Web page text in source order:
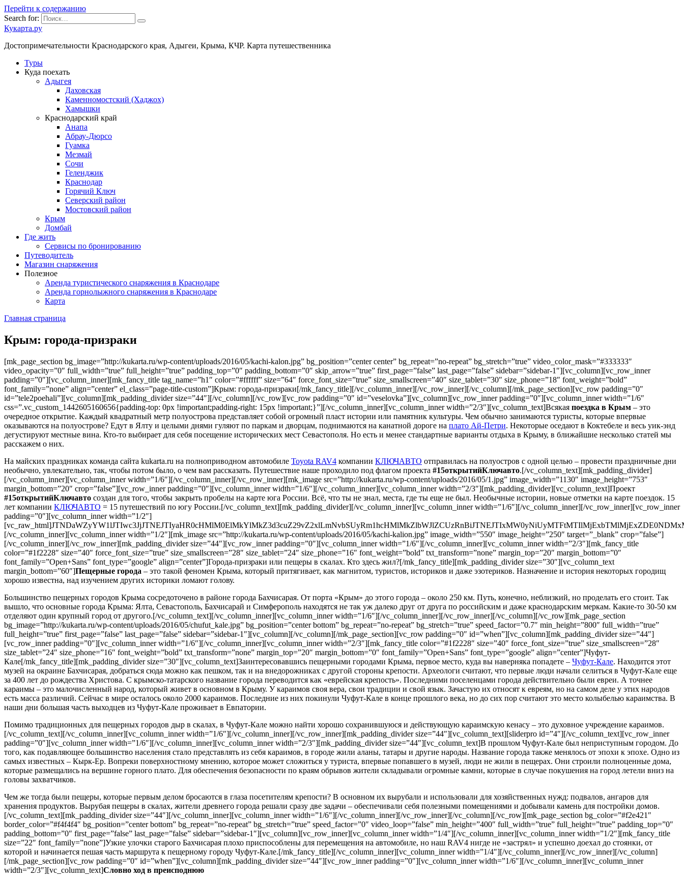
Перейти к содержанию
Search for:
Кукарта.ру
Достопримечательности Краснодарского края, Адыгеи, Крыма, КЧР. Карта путешественника
Туры
Куда поехать
Адыгея
Даховская
Каменномостский (Хаджох)
Хамышки
Краснодарский край
Анапа
Абрау-Дюрсо
Гуамка
Мезмай
Сочи
Геленджик
Краснодар
Горячий Ключ
Северский район
Мостовский район
Крым
Домбай
Где жить
Сервисы по бронированию
Путеводитель
Магазин снаряжения
Полезное
Аренда туристического снаряжения в Краснодаре
Аренда горнолыжного снаряжения в Краснодаре
Карта
Главная страница
Крым: города-призраки
[mk_page_section bg_image=”http://kukarta.ru/wp-content/uploads/2016/05/kachi-kalon.jpg” bg_position=”center center” bg_repeat=”no-repeat” bg_stretch=”true” video_color_mask=”#333333″
video_opacity=”0″ full_width=”true” full_height=”true” padding_top=”0″ padding_bottom=”0″ skip_arrow=”true” first_page=”false” last_page=”false” sidebar=”sidebar-1″][vc_column][vc_row_inner
padding=”0″][vc_column_inner][mk_fancy_title tag_name=”h1″ color=”#ffffff” size=”64″ force_font_size=”true” size_smallscreen=”40″ size_tablet=”30″ size_phone=”18″ font_weight=”bold”
font_family=”none” align=”center” el_class=”page-title-custom”]Крым: города-призраки[/mk_fancy_title][/vc_column_inner][/vc_row_inner][/vc_column][/mk_page_section][vc_row padding=”0″
id=”tele2poehali”][vc_column][mk_padding_divider size=”44″][/vc_column][/vc_row][vc_row padding=”0″ id=”veselovka”][vc_column][vc_row_inner padding=”0″][vc_column_inner width=”1/6″
css=”.vc_custom_1442605160656{padding-top: 0px !important;padding-right: 15px !important;}”][/vc_column_inner][vc_column_inner width=”2/3″][vc_column_text]Всякая поездка в Крым – это
очередное открытие. Каждый квадратный метр полуострова представляет собой огромный пласт истории или памятник культуры. Чем обычно занимаются туристы, которые впервые
оказываются на полуострове? Едут в Ялту и целыми днями гуляют по паркам и дворцам, поднимаются на канатной дороге на плато Ай-Петри. Некоторые оседают в Коктебеле и весь уик-энд
дегустируют местные вина. Кто-то выбирает для себя посещение исторических мест Севастополя. Но есть и менее стандартные варианты отдыха в Крыму, в ближайшие несколько статей мы
расскажем о них.
На майских праздниках команда сайта kukarta.ru на полноприводном автомобиле Toyota RAV4 компании КЛЮЧАВТО отправилась на полуостров с одной целью – провести праздничные дни
необычно, увлекательно, так, чтобы потом было, о чем вам рассказать. Путешествие наше проходило под флагом проекта #15открытийКлючавто.[/vc_column_text][mk_padding_divider]
[/vc_column_inner][vc_column_inner width=”1/6″][/vc_column_inner][/vc_row_inner][mk_image src=”http://kukarta.ru/wp-content/uploads/2016/05/1.jpg” image_width=”1130″ image_height=”753″
margin_bottom=”20″ crop=”false”][vc_row_inner padding=”0″][vc_column_inner width=”1/6″][/vc_column_inner][vc_column_inner width=”2/3″][mk_padding_divider][vc_column_text]Проект
#15открытийКлючавто создан для того, чтобы закрыть пробелы на карте юга России. Всё, что ты не знал, места, где ты еще не был. Необычные истории, новые отметки на карте поездок. 15
лет компании КЛЮЧАВТО = 15 путешествий по югу России.[/vc_column_text][mk_padding_divider][/vc_column_inner][vc_column_inner width=”1/6″][/vc_column_inner][/vc_row_inner][vc_row_inner
padding=”0″][vc_column_inner width=”1/2″]
[/vc_column_inner][vc_column_inner width=”1/2″][mk_image src=”http://kukarta.ru/wp-content/uploads/2016/05/kachi-kalion.jpg” image_width=”550″ image_height=”250″ target=”_blank” crop=”false”]
[/vc_column_inner][/vc_row_inner][mk_padding_divider size=”44″][vc_row_inner padding=”0″][vc_column_inner width=”1/6″][/vc_column_inner][vc_column_inner width=”2/3″][mk_fancy_title
color=”#1f2228″ size=”40″ force_font_size=”true” size_smallscreen=”28″ size_tablet=”24″ size_phone=”16″ font_weight=”bold” txt_transform=”none” margin_top=”20″ margin_bottom=”0″
font_family=”Open+Sans” font_type=”google” align=”center”]Города-призраки или пещеры в скалах. Кто здесь жил?[/mk_fancy_title][mk_padding_divider size=”30″][vc_column_text
margin_bottom=”60″]Пещерные города – это такой феномен Крыма, который притягивает, как магнитом, туристов, историков и даже эзотериков. Назначение и история некоторых городищ
хорошо известна, над изучением других историки ломают голову.
Большинство пещерных городов Крыма сосредоточено в районе города Бахчисарая. От порта «Крым» до этого города – около 250 км. Путь, конечно, неблизкий, но проделать его стоит. Так
вышло, что основные города Крыма: Ялта, Севастополь, Бахчисарай и Симферополь находятся не так уж далеко друг от друга по российским и даже краснодарским меркам. Какие-то 30-50 км
отделяют один крупный город от другого.[/vc_column_text][/vc_column_inner][vc_column_inner width=”1/6″][/vc_column_inner][/vc_row_inner][/vc_column][/vc_row][mk_page_section
bg_image=”http://kukarta.ru/wp-content/uploads/2016/05/chufut_kale.jpg” bg_position=”center bottom” bg_repeat=”no-repeat” bg_stretch=”true” speed_factor=”0.7″ min_height=”800″ full_width=”true”
full_height=”true” first_page=”false” last_page=”false” sidebar=”sidebar-1″][vc_column][/vc_column][/mk_page_section][vc_row padding=”0″ id=”when”][vc_column][mk_padding_divider size=”44″]
[vc_row_inner padding=”0″][vc_column_inner width=”1/6″][/vc_column_inner][vc_column_inner width=”2/3″][mk_fancy_title color=”#1f2228″ size=”40″ force_font_size=”true” size_smallscreen=”28″
size_tablet=”24″ size_phone=”16″ font_weight=”bold” txt_transform=”none” margin_top=”20″ margin_bottom=”0″ font_family=”Open+Sans” font_type=”google” align=”center”]Чуфут-
Кале[/mk_fancy_title][mk_padding_divider size=”30″][vc_column_text]Заинтересовавшись пещерными городами Крыма, первое место, куда вы наверняка попадете – Чуфут-Кале. Находится этот
музей на окраине Бахчисарая, добраться сюда можно как пешком, так и на внедорожниках с другой стороны крепости. Археологи считают, что первые люди начали селиться в Чуфут-Кале еще
за 400 лет до рождества Христова. С крымско-татарского название города переводится как «еврейская крепость». Последними поселенцами города действительно были евреи. А точнее
караимы – это малочисленный народ, который живет в основном в Крыму. У караимов своя вера, свои традиции и свой язык. Зачастую их относят к евреям, но на самом деле у этих народов
есть масса различий. Сейчас в мире осталось около 2000 караимов. Последние из них покинули Чуфут-Кале в конце прошлого века, но до сих пор считают это место колыбелью караимства. В
наши дни большая часть выходцев из Чуфут-Кале проживает в Евпатории.
Помимо традиционных для пещерных городов дыр в скалах, в Чуфут-Кале можно найти хорошо сохранившуюся и действующую караимскую кенасу – это духовное учреждение караимов.
[/vc_column_text][/vc_column_inner][vc_column_inner width=”1/6″][/vc_column_inner][/vc_row_inner][mk_padding_divider size=”44″][vc_column_text][sliderpro id=”4″][/vc_column_text][vc_row_inner
padding=”0″][vc_column_inner width=”1/6″][/vc_column_inner][vc_column_inner width=”2/3″][mk_padding_divider size=”44″][vc_column_text]В прошлом Чуфут-Кале был неприступным городом. До
того, как подавляющее большинство населения стало представлять из себя караимов, в городе жили аланы, татары и другие народы. Название города также менялось от эпохи к эпохе. Одно из
самых известных – Кырк-Ер. Вопреки поверхностному мнению, которое может сложиться у туриста, впервые попавшего в музей, люди не жили в пещерах. Они строили полноценные дома,
которые размещались на вершине горного плато. Для обеспечения безопасности по краям обрывов жители складывали огромные камни, которые в случае покушения на город летели вниз на
головы захватчиков.
Чем же тогда были пещеры, которые первым делом бросаются в глаза посетителям крепости? В основном их вырубали и использовали для хозяйственных нужд: подвалов, ангаров для
хранения продуктов. Вырубая пещеры в скалах, жители древнего города решали сразу две задачи – обеспечивали себя полезными помещениями и добывали камень для постройки домов.
[/vc_column_text][mk_padding_divider size=”44″][/vc_column_inner][vc_column_inner width=”1/6″][/vc_column_inner][/vc_row_inner][/vc_column][/vc_row][mk_page_section bg_color=”#f2e421″
border_color=”#f4f4f4″ bg_position=”center bottom” bg_repeat=”no-repeat” bg_stretch=”true” speed_factor=”0″ video_loop=”false” min_height=”400″ full_width=”true” full_height=”true” padding_top=”0″
padding_bottom=”0″ first_page=”false” last_page=”false” sidebar=”sidebar-1″][vc_column][vc_row_inner][vc_column_inner width=”1/4″][/vc_column_inner][vc_column_inner width=”1/2″][mk_fancy_title
size=”22″ font_family=”none”]Узкие улочки старого Бахчисарая плохо приспособлены для перемещения на автомобиле, но наш RAV4 нигде не «застрял» и успешно доехал до стоянки, от
которой и начинается пешая часть маршрута к пещерному городу Чуфут-Кале.[/mk_fancy_title][/vc_column_inner][vc_column_inner width=”1/4″][/vc_column_inner][/vc_row_inner][/vc_column]
[/mk_page_section][vc_row padding=”0″ id=”when”][vc_column][mk_padding_divider size=”44″][vc_row_inner padding=”0″][vc_column_inner width=”1/6″][/vc_column_inner][vc_column_inner
width=”2/3″][vc_column_text]Словно ход в преисподнюю